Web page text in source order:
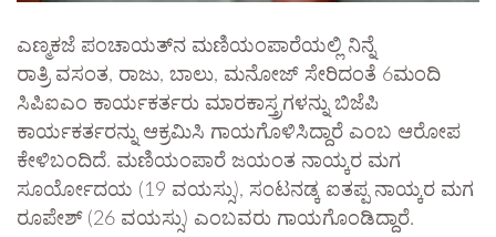
ಎಣ್ಮಕಜೆ ಪಂಚಾಯತ್‌ನ ಮಣಿಯಂಪಾರೆಯಲ್ಲಿ ನಿನ್ನೆ
ರಾತ್ರಿ ವಸಂತ, ರಾಜು, ಬಾಲು, ಮನೋಜ್ ಸೇರಿದಂತೆ 6ಮಂದಿ
ಸಿಪಿಐಎಂ ಕಾರ್ಯಕರ್ತರು ಮಾರಕಾಸ್ತ್ರಗಳನ್ನು ಬಿಜೆಪಿ
ಕಾರ್ಯಕರ್ತರನ್ನು ಆಕ್ರಮಿಸಿ ಗಾಯಗೊಳಿಸಿದ್ದಾರೆ ಎಂಬ ಆರೋಪ
ಕೇಳಿಬಂದಿದೆ. ಮಣಿಯಂಪಾರೆ ಜಯಂತ ನಾಯ್ಕರ ಮಗ
ಸೂರ್ಯೋದಯ (19 ವಯಸ್ಸು), ಸಂಟನಡ್ಕ ಐತಪ್ಪ ನಾಯ್ಕರ ಮಗ
ರೂಪೇಶ್ (26 ವಯಸ್ಸು) ಎಂಬವರು ಗಾಯಗೊಂಡಿದ್ದಾರೆ.